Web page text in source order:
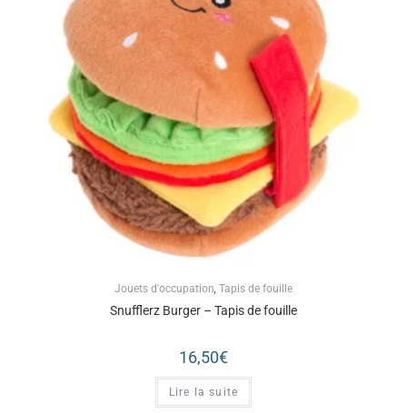
Jouets d'occupation Tapis de fouille
Snufflerz Burger – Tapis de fouille
16,50€
Lire la suite